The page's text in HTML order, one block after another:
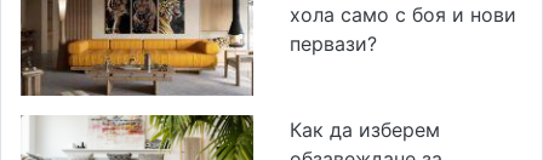
хола само с боя и нови
первази?
Как да изберем